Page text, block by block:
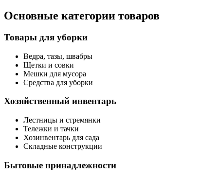
Основные категории товаров
Товары для уборки
Ведра, тазы, швабры
Щетки и совки
Мешки для мусора
Средства для уборки
Хозяйственный инвентарь
Лестницы и стремянки
Тележки и тачки
Хозинвентарь для сада
Складные конструкции
Бытовые принадлежности